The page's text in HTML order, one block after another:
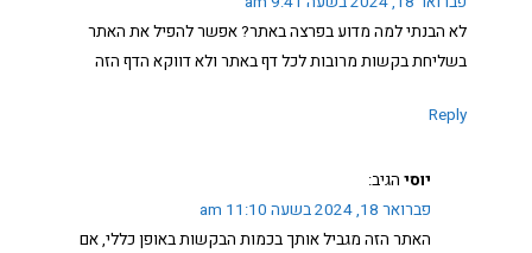
לא הבנתי למה מדוע בפרצה באתר? אפשר להפיל את האתר
בשליחת בקשות מרובות לכל דף באתר ולא דווקא הדף הזה
Reply
יוסי הגיב:
פברואר 18, 2024 בשעה 11:10 am
האתר הזה מגביל אותך בכמות הבקשות באופן כללי, אם